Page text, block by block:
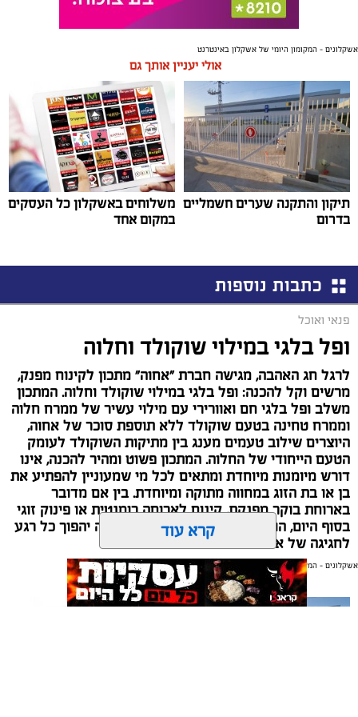
אשקלונים - המקומון היומי של אשקלון באינטרנט
אולי יעניין אותך גם
תיקון והתקנה שערים חשמליים
בדרום
משלוחים באשקלון כל העסקים
במקום אחד
כתבות נוספות
פנאי ואוכל
ופל בלגי במילוי שוקולד וחלוה
לרגל חג האהבה, מגישה חברת "אחוה" מתכון לקינוח מפנק,
מרשים וקל להכנה: ופל בלגי במילוי שוקולד וחלוה. המתכון
משלב ופל בלגי חם ואוורירי עם מילוי עשיר של ממרח חלוה
וממרח טחינה בטעם שוקולד ללא תוספת סוכר של אחוה,
היוצרים שילוב טעמים מענג בין מתיקות השוקולד לעומק
הטעם הייחודי של החלוה. המתכון פשוט ומהיר להכנה, אינו
דורש מיומנות מיוחדת ומתאים לכל מי שמעוניין להפתיע את
בן או בת הזוג במחווה מתוקה ומיוחדת. בין אם מדובר
בארוחת בוקר מפנקת, קינוח לארוחה רומנטית או פינוק זוגי
בסוף היום, הוופל הבלגי בטעם שוקולד וחלוה יהפוך כל רגע
לחגיגה של אהבה. ט"ו באב שמח!
קרא עוד
אשקלונים - המקומון היומי של אשקלון באינטרנט
אולי יעניין אותך גם